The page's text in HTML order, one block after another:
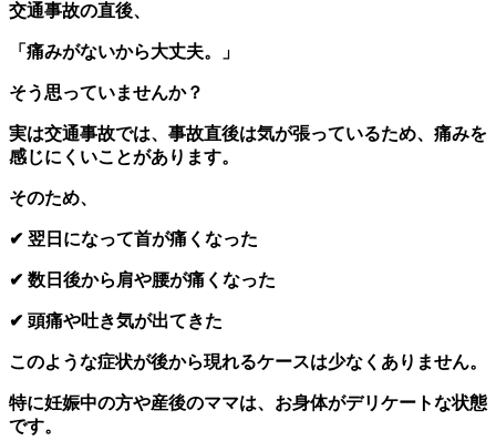
交通事故の直後、
「痛みがないから大丈夫。」
そう思っていませんか？
実は交通事故では、事故直後は気が張っているため、痛みを
感じにくいことがあります。
そのため、
✔ 翌日になって首が痛くなった
✔ 数日後から肩や腰が痛くなった
✔ 頭痛や吐き気が出てきた
このような症状が後から現れるケースは少なくありません。
特に妊娠中の方や産後のママは、お身体がデリケートな状態
です。